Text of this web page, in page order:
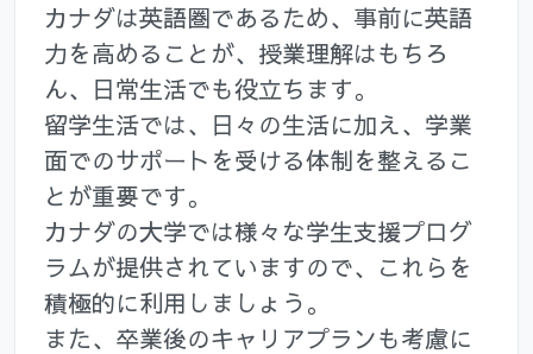
カナダは英語圏であるため、事前に英語
力を高めることが、授業理解はもちろ
ん、日常生活でも役立ちます。
留学生活では、日々の生活に加え、学業
面でのサポートを受ける体制を整えるこ
とが重要です。
カナダの大学では様々な学生支援プログ
ラムが提供されていますので、これらを
積極的に利用しましょう。
また、卒業後のキャリアプランも考慮に